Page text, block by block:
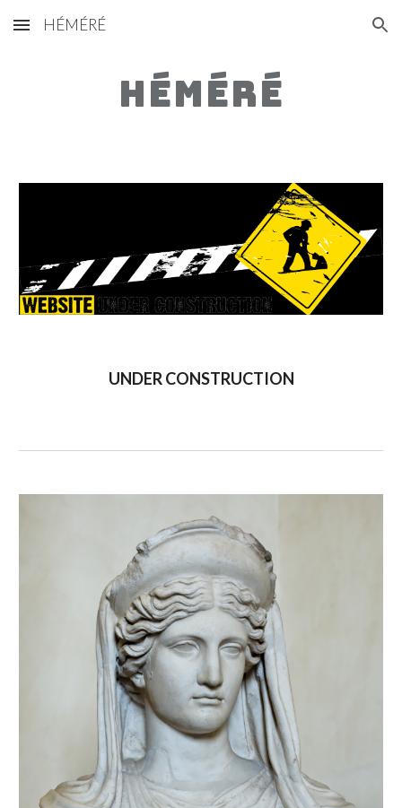
Skip to main content Skip to navigation
HÉMÉRÉ
HÉMÉRÉ
UNDER CONSTRUCTION